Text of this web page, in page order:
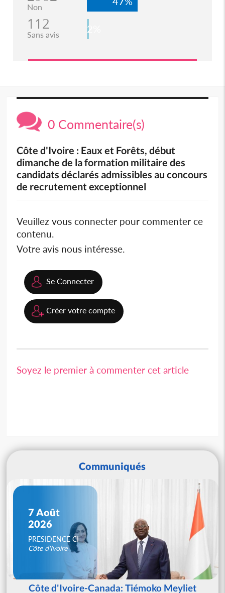
Non
112
Sans avis 2%
0 Commentaire(s)
Côte d'Ivoire : Eaux et Forêts, début
dimanche de la formation militaire des
candidats déclarés admissibles au concours
de recrutement exceptionnel
Veuillez vous connecter pour commenter ce
contenu.
Votre avis nous intéresse.
Se Connecter
Créer votre compte
Soyez le premier à commenter cet article
Communiqués
7 Août
2026
PRESIDENCE CI
Côte d'Ivoire
Côte d'Ivoire-Canada: Tiémoko Meyliet